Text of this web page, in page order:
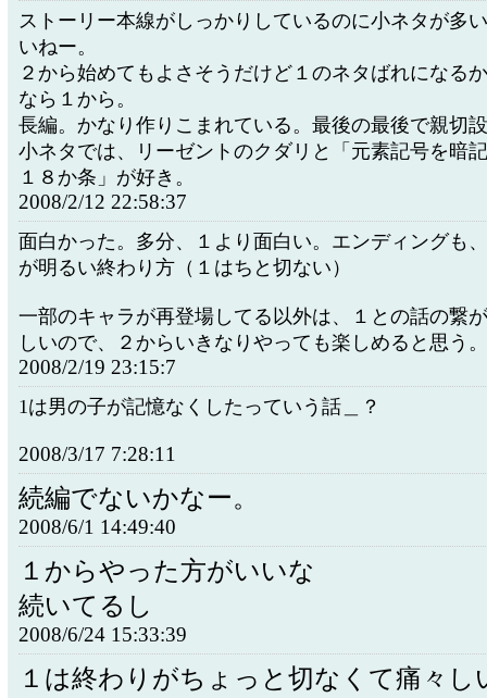
ストーリー本線がしっかりしているのに小ネタが多
いねー。
２から始めてもよさそうだけど１のネタばれになる
なら１から。
長編。かなり作りこまれている。最後の最後で親切
小ネタでは、リーゼントのクダリと「元素記号を暗
１８か条」が好き。
2008/2/12 22:58:37
面白かった。多分、１より面白い。エンディングも
が明るい終わり方（１はちと切ない）
一部のキャラが再登場してる以外は、１との話の繋
しいので、２からいきなりやっても楽しめると思う。
2008/2/19 23:15:7
1は男の子が記憶なくしたっていう話＿？
2008/3/17 7:28:11
続編でないかなー。
2008/6/1 14:49:40
１からやった方がいいな
続いてるし
2008/6/24 15:33:39
１は終わりがちょっと切なくて痛々し